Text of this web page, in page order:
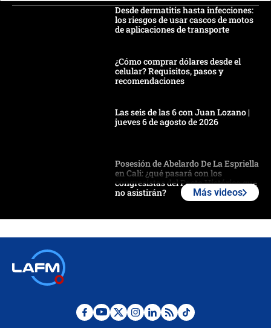
Desde dermatitis hasta infecciones:
los riesgos de usar cascos de motos
de aplicaciones de transporte
¿Cómo comprar dólares desde el
celular? Requisitos, pasos y
recomendaciones
Las seis de las 6 con Juan Lozano |
jueves 6 de agosto de 2026
Posesión de Abelardo De La Espriella
en Cali: ¿qué pasará con los
congresistas del Pacto Histórico que
no asistirán?
¿Por qué De la Espriella gobernará
Más videos